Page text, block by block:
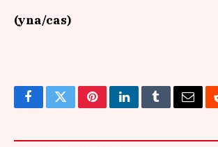
(yna/cas)
FacebookTwitterPinterestLinkedInTumblrEmail